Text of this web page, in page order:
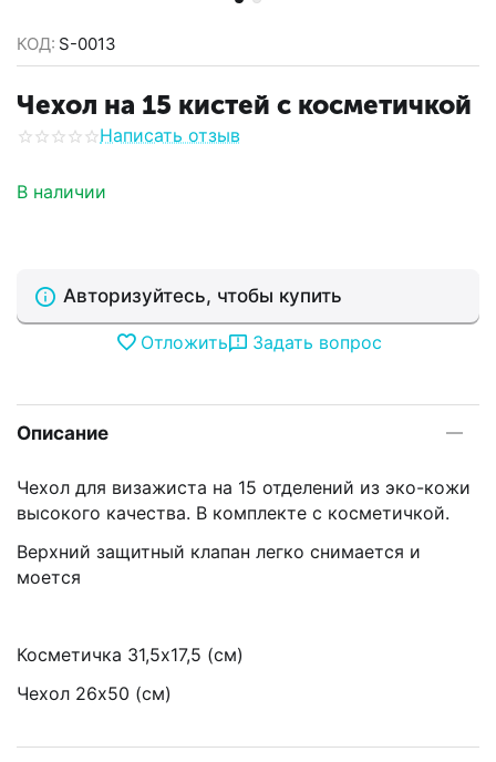
КОД: S-0013
Чехол на 15 кистей с косметичкой
Написать отзыв
В наличии
Авторизуйтесь, чтобы купить
Отложить Задать вопрос
Описание
Чехол для визажиста на 15 отделений из эко-кожи
высокого качества. В комплекте с косметичкой.
Верхний защитный клапан легко снимается и
моется
Косметичка 31,5х17,5 (см)
Чехол 26х50 (см)